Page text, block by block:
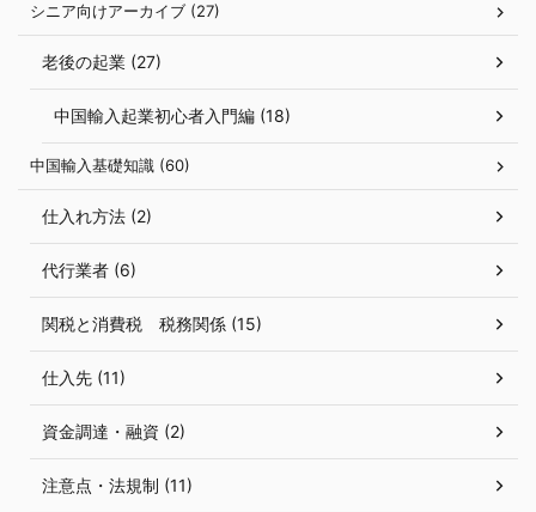
シニア向けアーカイブ (27)
老後の起業 (27)
中国輸入起業初心者入門編 (18)
中国輸入基礎知識 (60)
仕入れ方法 (2)
代行業者 (6)
関税と消費税 税務関係 (15)
仕入先 (11)
資金調達・融資 (2)
注意点・法規制 (11)